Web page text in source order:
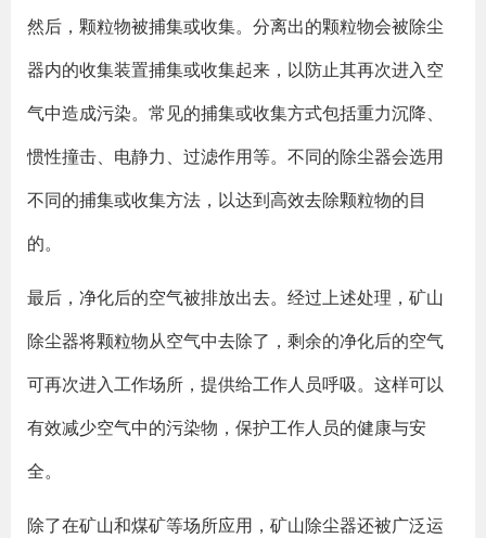
然后，颗粒物被捕集或收集。分离出的颗粒物会被除尘
器内的收集装置捕集或收集起来，以防止其再次进入空
气中造成污染。常见的捕集或收集方式包括重力沉降、
惯性撞击、电静力、过滤作用等。不同的除尘器会选用
不同的捕集或收集方法，以达到高效去除颗粒物的目
的。
最后，净化后的空气被排放出去。经过上述处理，矿山
除尘器将颗粒物从空气中去除了，剩余的净化后的空气
可再次进入工作场所，提供给工作人员呼吸。这样可以
有效减少空气中的污染物，保护工作人员的健康与安
全。
除了在矿山和煤矿等场所应用，矿山除尘器还被广泛运